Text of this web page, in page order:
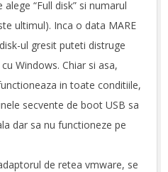
alege “Full disk” si numarul
ultimul). Inca o data MARE
ul gresit puteti distruge
Windows. Chiar si asa,
in toate conditiile,
secvente de boot USB sa
dar sa nu functioneze pe
de retea vmware, se